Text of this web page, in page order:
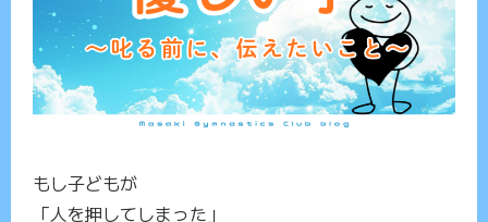
もし子どもが
「人を押してしまった」